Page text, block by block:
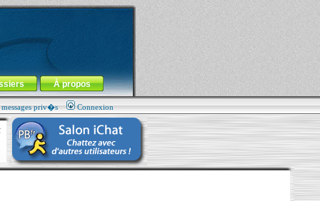
À propos
priv�s Connexion